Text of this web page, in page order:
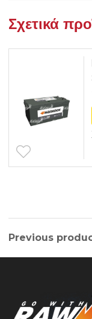
Σχετικά
Previous